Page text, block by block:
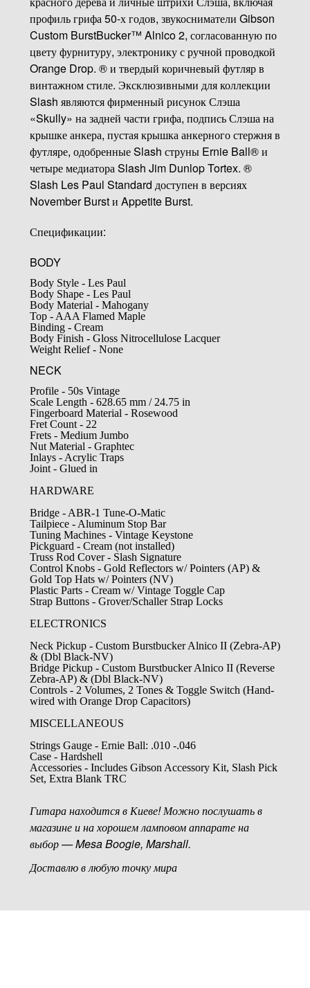
профиль грифа 50-х годов, звукосниматели Gibson
Custom BurstBucker™ Alnico 2, согласованную по
цвету фурнитуру, электронику с ручной проводкой
Orange Drop. ® и твердый коричневый футляр в
винтажном стиле. Эксклюзивными для коллекции
Slash являются фирменный рисунок Слэша
«Skully» на задней части грифа, подпись Слэша на
крышке анкера, пустая крышка анкерного стержня в
футляре, одобренные Slash струны Ernie Ball® и
четыре медиатора Slash Jim Dunlop Tortex. ®
Slash Les Paul Standard доступен в версиях
November Burst и Appetite Burst.
Спецификации:
BODY
Body Style - Les Paul
Body Shape - Les Paul
Body Material - Mahogany
Top - AAA Flamed Maple
Binding - Cream
Body Finish - Gloss Nitrocellulose Lacquer
Weight Relief - None
NECK
Profile - 50s Vintage
Scale Length - 628.65 mm / 24.75 in
Fingerboard Material - Rosewood
Fret Count - 22
Frets - Medium Jumbo
Nut Material - Graphtec
Inlays - Acrylic Traps
Joint - Glued in
HARDWARE
Bridge - ABR-1 Tune-O-Matic
Tailpiece - Aluminum Stop Bar
Tuning Machines - Vintage Keystone
Pickguard - Cream (not installed)
Truss Rod Cover - Slash Signature
Control Knobs - Gold Reflectors w/ Pointers (AP) &
Gold Top Hats w/ Pointers (NV)
Plastic Parts - Cream w/ Vintage Toggle Cap
Strap Buttons - Grover/Schaller Strap Locks
ELECTRONICS
Neck Pickup - Custom Burstbucker Alnico II (Zebra-AP)
& (Dbl Black-NV)
Bridge Pickup - Custom Burstbucker Alnico II (Reverse
Zebra-AP) & (Dbl Black-NV)
Controls - 2 Volumes, 2 Tones & Toggle Switch (Hand-
wired with Orange Drop Capacitors)
MISCELLANEOUS
Strings Gauge - Ernie Ball: .010 -.046
Case - Hardshell
Accessories - Includes Gibson Accessory Kit, Slash Pick
Set, Extra Blank TRC
Гитара находится в Киеве! Можно послушать в
магазине и на хорошем ламповом аппарате на
выбор — Mesa Boogie, Marshall.
Доставлю в любую точку мира